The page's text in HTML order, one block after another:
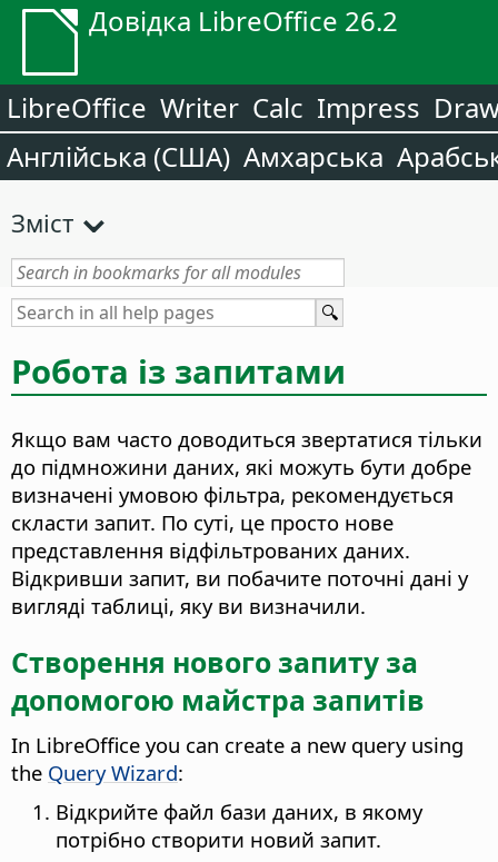
Довідка LibreOffice 26.2
LibreOffice Writer Calc Impress
Англійська (США) Амхарська
Зміст
Робота із запитами
Якщо вам часто доводиться звертатися тільки
до підмножини даних, які можуть бути добре
визначені умовою фільтра, рекомендується
скласти запит. По суті, це просто нове
представлення відфільтрованих даних.
Відкривши запит, ви побачите поточні дані у
вигляді таблиці, яку ви визначили.
Створення нового запиту за
допомогою майстра запитів
In LibreOffice you can create a new query using
the Query Wizard:
Відкрийте файл бази даних, в якому
потрібно створити новий запит.